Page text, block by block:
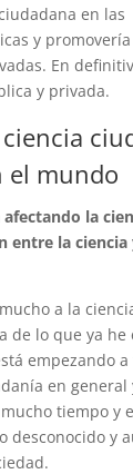
en las
y
En
y privada.
el mundo
la
entre la
a la
de lo que ya he
empezando
en general
tiempo y
desconocido y